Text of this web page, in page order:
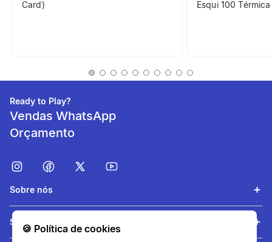
🍪 Política de cookies
Toque suave e costuras
Card)
Esqui 100
Ready to Play?
Vendas WhatsApp
Orçamento
Sobre nós
Serviços